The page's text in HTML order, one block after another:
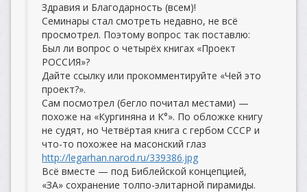
Здравия и Благодарность (всем)!
Семинары стал смотреть недавно, не всё
просмотрел. Поэтому вопрос так поставлю:
Был ли вопрос о четырёх книгах «Проект
РОССИЯ»?
Дайте ссылку или прокомментируйте «Чей это
проект?».
Сам посмотрел (бегло почитал местами) —
похоже на «Кургиняна и К°». По обложке книгу
не судят, но Четвёртая книга с гербом СССР и
что-то похожее на масонский глаз
http://legarhan.narod.ru/339386.jpg
Всё вместе — под Библейской концепцией,
«ЗА» сохранение толпо-элитарной пирамиды.